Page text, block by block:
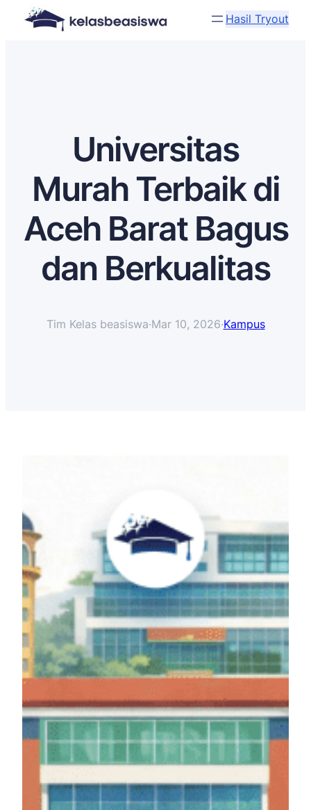
Hasil Tryout
Universitas
Murah Terbaik di
Aceh Barat Bagus
dan Berkualitas
Tim Kelas beasiswa·Mar 10, 2026·Kampus